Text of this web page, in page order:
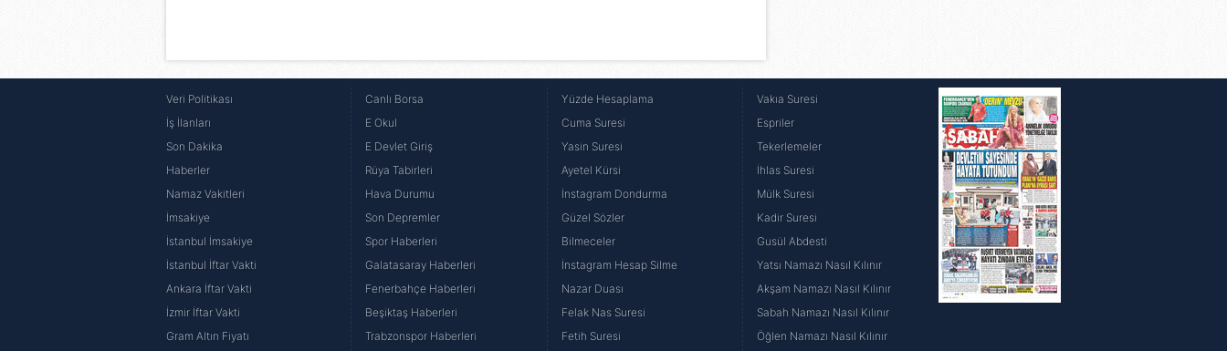
Veri Politikası
İş İlanları
Son Dakika
Haberler
Namaz Vakitleri
İmsakiye
İstanbul İmsakiye
İstanbul İftar Vakti
Ankara İftar Vakti
İzmir İftar Vakti
Gram Altın Fiyatı
Canlı Borsa
E Okul
E Devlet Giriş
Rüya Tabirleri
Hava Durumu
Son Depremler
Spor Haberleri
Galatasaray Haberleri
Fenerbahçe Haberleri
Beşiktaş Haberleri
Trabzonspor Haberleri
Yüzde Hesaplama
Cuma Suresi
Yasin Suresi
Ayetel Kürsi
İnstagram Dondurma
Güzel Sözler
Bilmeceler
İnstagram Hesap Silme
Nazar Duası
Felak Nas Suresi
Fetih Suresi
Vakıa Suresi
Espriler
Tekerlemeler
İhlas Suresi
Mülk Suresi
Kadir Suresi
Gusül Abdesti
Yatsı Namazı Nasıl Kılınır
Akşam Namazı Nasıl Kılınır
Sabah Namazı Nasıl Kılınır
Öğlen Namazı Nasıl Kılınır